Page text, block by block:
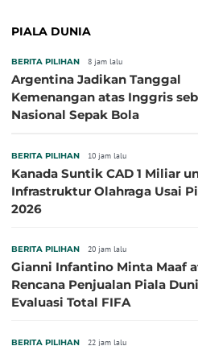
PIALA DUNIA
BERITA PILIHAN 8 jam lalu
Argentina Jadikan Tanggal
Kemenangan atas Inggris
Nasional Sepak Bola
BERITA PILIHAN 10 jam lalu
Kanada Suntik CAD 1 Miliar
Infrastruktur Olahraga Usai
2026
BERITA PILIHAN 20 jam lalu
Gianni Infantino Minta Maaf
Rencana Penjualan Piala
Evaluasi Total FIFA
BERITA PILIHAN 22 jam lalu